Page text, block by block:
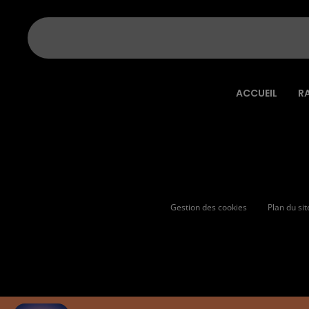
ACCUEIL
Gestion des cookies Plan du